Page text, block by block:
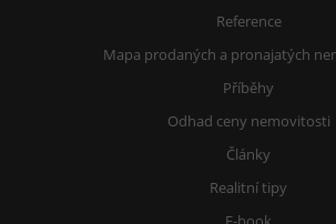
Reference
Mapa prodaných a pronajatých
Příběhy
Odhad ceny nemovitosti
Články
Realitní tipy